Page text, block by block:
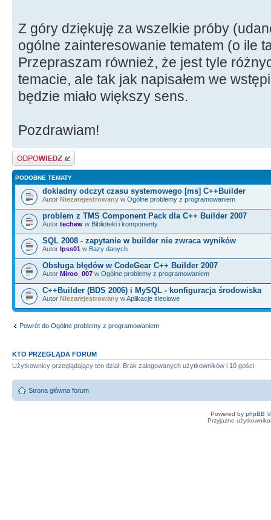
Z góry dziękuję za wszelkie próby
ogólne zainteresowanie tematem (o ile
Przepraszam również, że jest tyle
temacie, ale tak jak napisałem we
będzie miało większy sens.
Pozdrawiam!
Odpowiedz
PODOBNE TEMATY
dokladny odczyt czasu systemowego [ms] C++Builder
Autor Niezarejestrowany w Ogólne problemy z programowaniem
problem z TMS Component Pack dla C++ Builder 2007
Autor techew w Biblioteki i komponenty
SQL 2008 - zapytanie w builder nie zwraca wyników
Autor lpss01 w Bazy danych
Obsługa błędów w CodeGear C++ Builder 2007
Autor Miroo_007 w Ogólne problemy z programowaniem
C++Builder (BDS 2006) i MySQL - konfiguracja środowiska
Autor Niezarejestrowany wAplikacje sieciowe
Powrót do Ogólne problemy z programowaniem
KTO PRZEGLĄDA FORUM
Użytkownicy przeglądający ten dział: Brak zalogowanych użytkowników i 10 gości
Strona główna forum
Powered by phpBB
Przyjazne